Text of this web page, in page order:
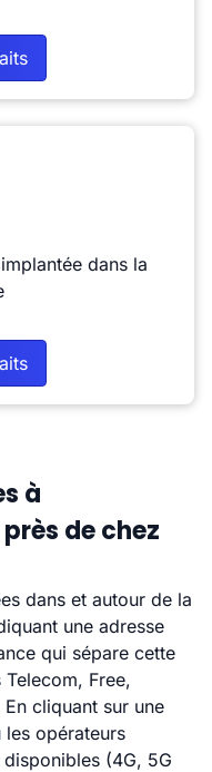
dans la
à
de chez
dans et autour de la
une adresse
qui sépare cette
Free,
cliquant sur une
opérateurs
(4G, 5G